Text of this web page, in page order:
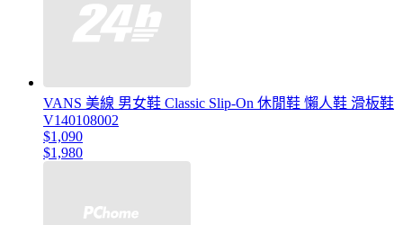
VANS 美線 男女鞋 Classic Slip-On 休閒鞋 懶人鞋 滑板鞋
V140108002
$1,090
$1,980